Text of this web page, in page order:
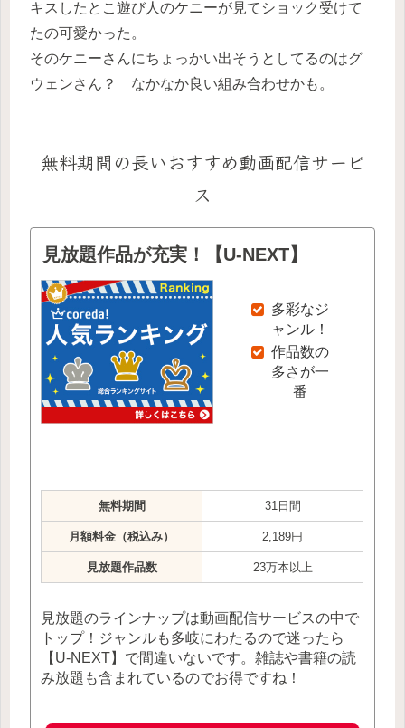
キスしたとこ遊び人のケニーが見てショック受けて
たの可愛かった。
そのケニーさんにちょっかい出そうとしてるのはグ
ウェンさん？ なかなか良い組み合わせかも。
無料期間の長いおすすめ動画配信サービ
ス
見放題作品が充実！【U-NEXT】
多彩なジ
ャンル！
作品数の
多さが一
番
無料期間 31日間
月額料金（税込み） 2,189円
見放題作品数 23万本以上
見放題のラインナップは動画配信サービスの中で
トップ！ジャンルも多岐にわたるので迷ったら
【U-NEXT】で間違いないです。雑誌や書籍の読
み放題も含まれているのでお得ですね！